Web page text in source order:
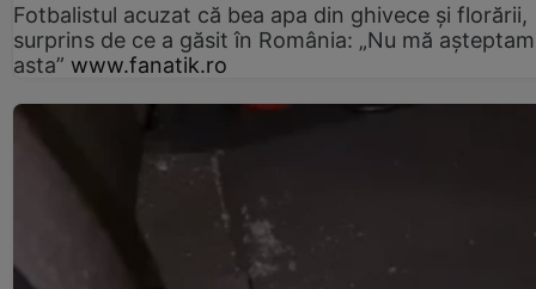
Fotbalistul acuzat că bea apa din ghivece și florării,
surprins de ce a găsit în România: „Nu mă
asta” www.fanatik.ro